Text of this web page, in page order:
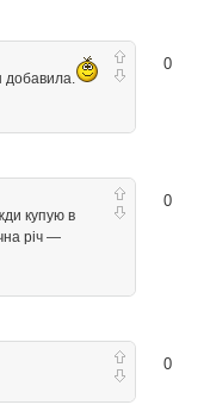
0
0
купую в
річ —
0